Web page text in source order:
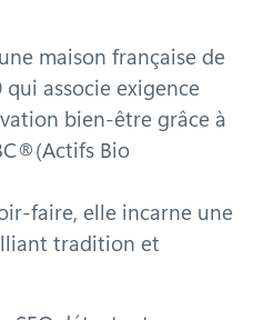
maison française de
associe exigence
bien-être grâce à
Bio
faire, elle incarne une
tradition et